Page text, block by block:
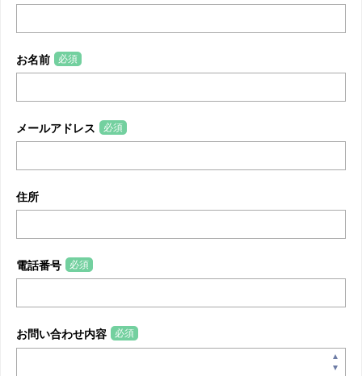
お名前 必須
メールアドレス 必須
住所
電話番号 必須
お問い合わせ内容 必須